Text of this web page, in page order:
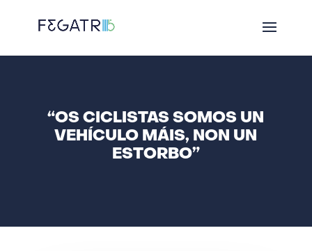
“OS CICLISTAS SOMOS UN
VEHÍCULO MÁIS, NON UN
ESTORBO”